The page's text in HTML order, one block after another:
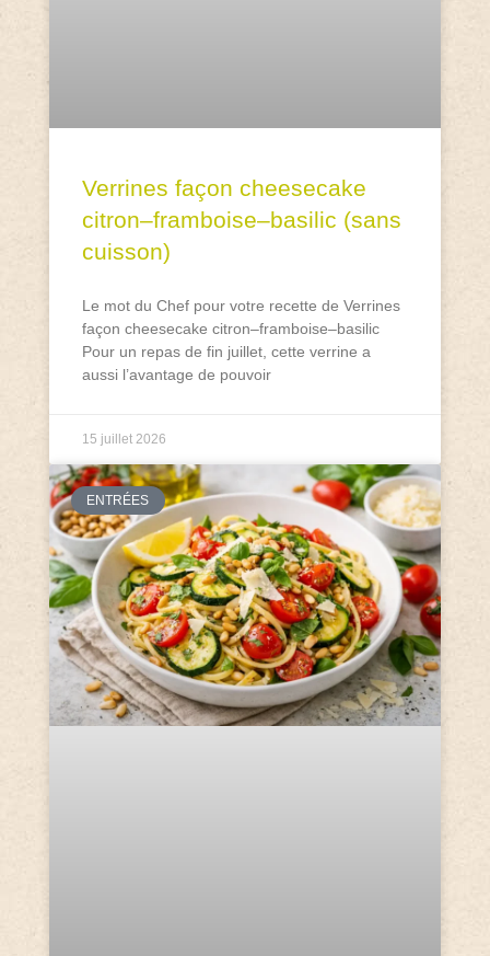
Verrines façon cheesecake
citron–framboise–basilic (sans
cuisson)
Le mot du Chef pour votre recette de Verrines
façon cheesecake citron–framboise–basilic
Pour un repas de fin juillet, cette verrine a
aussi l’avantage de pouvoir
15 juillet 2026
ENTRÉES